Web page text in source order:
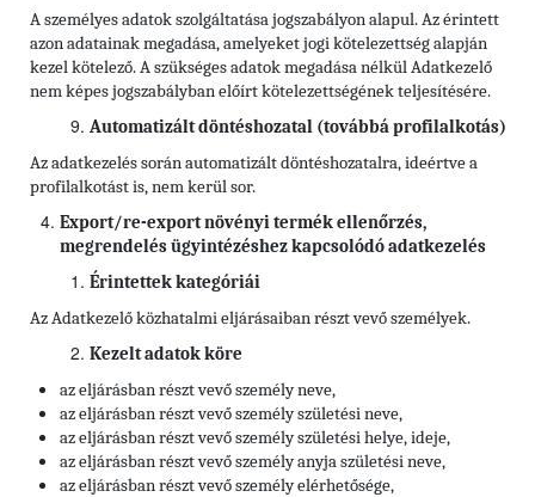
A személyes adatok szolgáltatása jogszabályon alapul. Az érintett
azon adatainak megadása, amelyeket jogi kötelezettség alapján
kezel kötelező. A szükséges adatok megadása nélkül Adatkezelő
nem képes jogszabályban előírt kötelezettségének teljesítésére.
Automatizált döntéshozatal (továbbá profilalkotás)
Az adatkezelés során automatizált döntéshozatalra, ideértve a
profilalkotást is, nem kerül sor.
Export/re-export növényi termék ellenőrzés,
megrendelés ügyintézéshez kapcsolódó adatkezelés
Érintettek kategóriái
Az Adatkezelő közhatalmi eljárásaiban részt vevő személyek.
Kezelt adatok köre
az eljárásban részt vevő személy neve,
az eljárásban részt vevő személy születési neve,
az eljárásban részt vevő személy születési helye, ideje,
az eljárásban részt vevő személy anyja születési neve,
az eljárásban részt vevő személy elérhetősége,